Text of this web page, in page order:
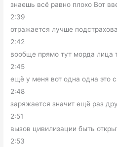
знаешь всё равно плохо Вот
2:39
отражается лучше
2:42
вообще прямо тут морда лица
2:45
ещё у меня вот одна одна это
2:48
заряжается значит ещё раз
2:51
вызов цивилизации быть
2:53